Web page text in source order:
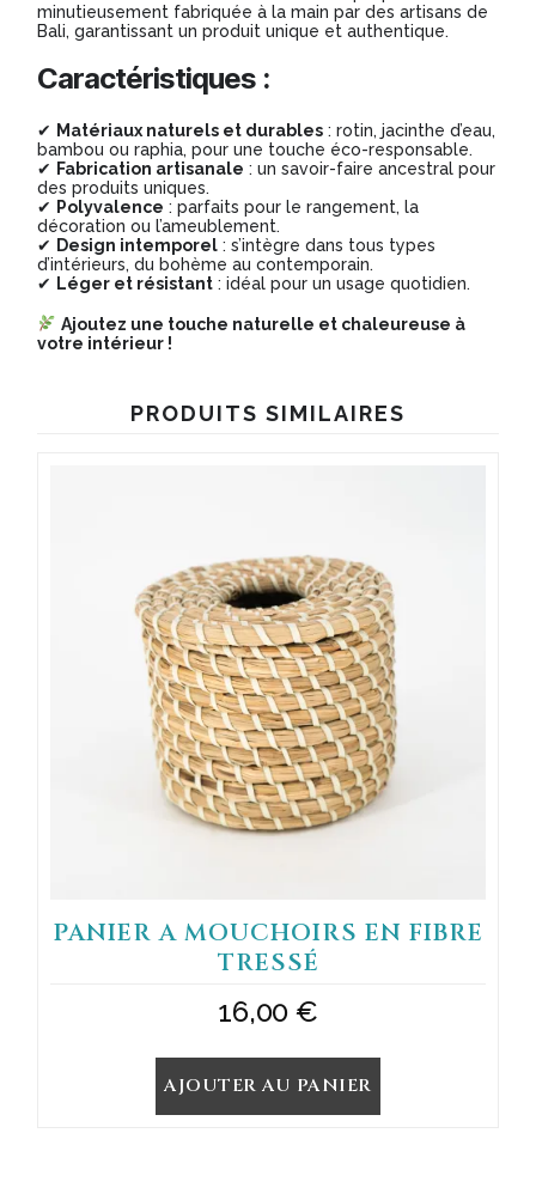
minutieusement fabriquée à la main par des artisans de
Bali, garantissant un produit unique et authentique.
Caractéristiques :
✔ Matériaux naturels et durables : rotin, jacinthe d’eau,
bambou ou raphia, pour une touche éco-responsable.
✔ Fabrication artisanale : un savoir-faire ancestral pour
des produits uniques.
✔ Polyvalence : parfaits pour le rangement, la
décoration ou l’ameublement.
✔ Design intemporel : s’intègre dans tous types
d’intérieurs, du bohème au contemporain.
✔ Léger et résistant : idéal pour un usage quotidien.
Ajoutez une touche naturelle et chaleureuse à
votre intérieur !
PRODUITS SIMILAIRES
PANIER A MOUCHOIRS EN FIBRE
TRESSÉ
16,00 €
AJOUTER AU PANIER